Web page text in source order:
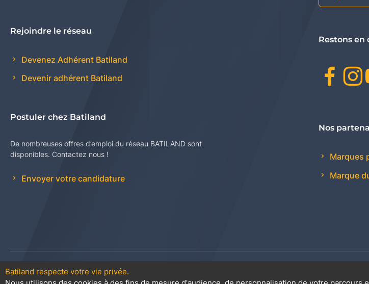
Rejoindre le réseau
Devenez Adhérent Batiland
Devenir adhérent Batiland
Postuler chez Batiland
De nombreuses offres d’emploi du réseau BATILAND sont
disponibles. Contactez nous !
Envoyer votre candidature
Restons en
Nos
Marques
Marque
Contact Plan du site
Batiland respecte votre vie privée.